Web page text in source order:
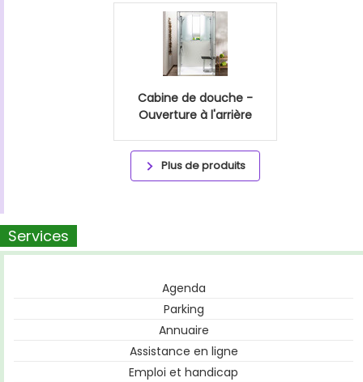
Cabine de douche -
Ouverture à l'arrière
Plus de produits
Services
Agenda
Parking
Annuaire
Assistance en ligne
Emploi et handicap